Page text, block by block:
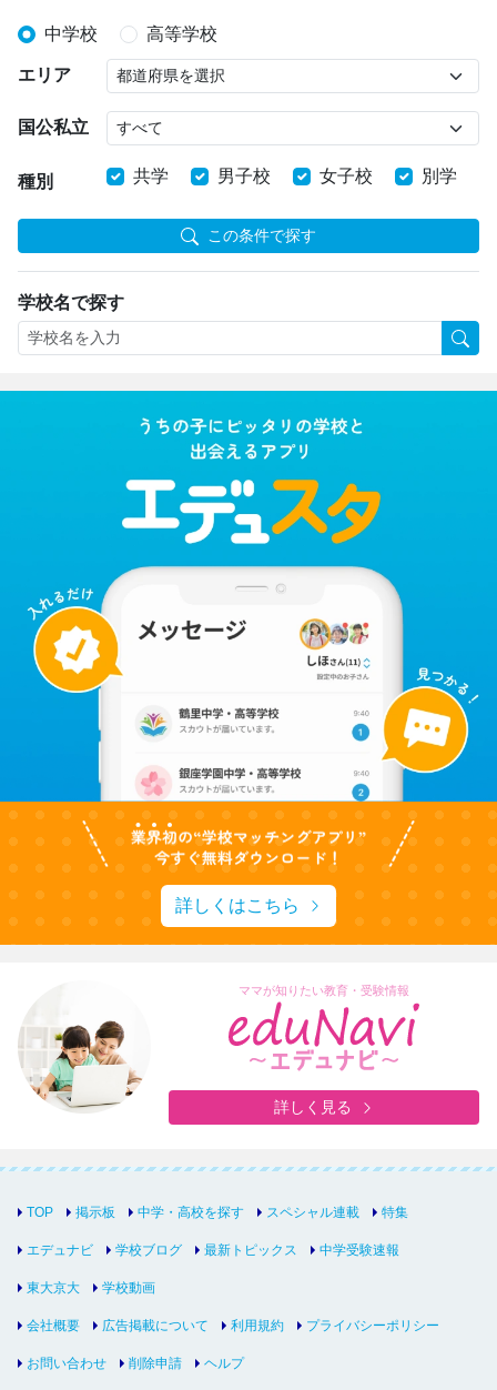
中学校 高等学校
エリア
国公私立
種別 共学 男子校 女子校 別学
この条件で探す
学校名で探す
詳しくはこちら
ママが知りたい教育・受験情報
詳しく見る
TOP 掲示板 中学・高校を探す スペシャル連載 特集
エデュナビ 学校ブログ 最新トピックス 中学受験速報
東大京大 学校動画
会社概要 広告掲載について 利用規約 プライバシーポリシー
お問い合わせ 削除申請 ヘルプ